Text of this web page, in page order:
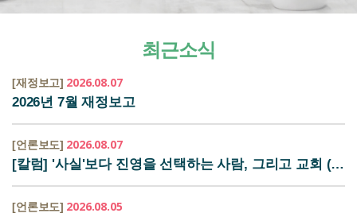
최근소식
[재정보고] 2026.08.07
2026년 7월 재정보고
[언론보도] 2026.08.07
[칼럼] '사실'보다 진영을 선택하는 사람, 그리고 교회 (평...
[언론보도] 2026.08.05